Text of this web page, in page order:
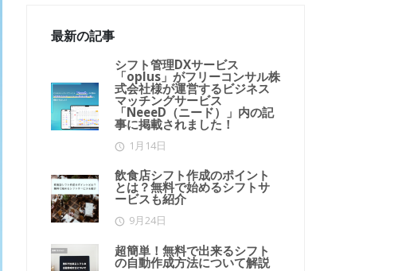
最新の記事
シフト管理DXサービス
「oplus」がフリーコンサル株
式会社様が運営するビジネス
マッチングサービス
「NeeeD（ニード）」内の記
事に掲載されました！
1月14日
飲食店シフト作成のポイント
とは？無料で始めるシフトサ
ービスも紹介
9月24日
超簡単！無料で出来るシフト
の自動作成方法について解説